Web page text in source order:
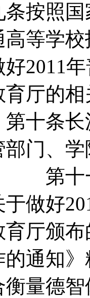
照国
高等学
2011
育厅的
条长
门、
第十
做好
厅颁
通知
衡量德